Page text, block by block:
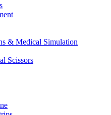
& Medical Simulation
Scissors